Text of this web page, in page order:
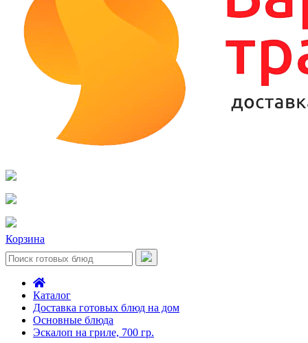
Корзина
Каталог
Доставка готовых блюд на дом
Основные блюда
Эскалоп на гриле, 700 гр.